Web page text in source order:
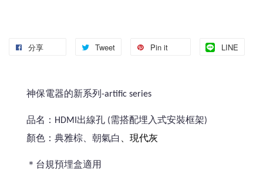
分享 Tweet Pin it LINE
神保電器的新系列-artific series
品名：HDMI出線孔 (需搭配埋入式安裝框架)
顏色：典雅棕、朝氣白 、現代灰
＊台規預埋盒適用